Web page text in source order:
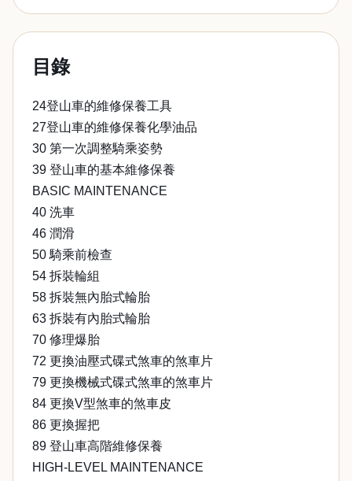
目錄
24登山車的維修保養工具
27登山車的維修保養化學油品
30 第一次調整騎乘姿勢
39 登山車的基本維修保養
BASIC MAINTENANCE
40 洗車
46 潤滑
50 騎乘前檢查
54 拆裝輪組
58 拆裝無內胎式輪胎
63 拆裝有內胎式輪胎
70 修理爆胎
72 更換油壓式碟式煞車的煞車片
79 更換機械式碟式煞車的煞車片
84 更換V型煞車的煞車皮
86 更換握把
89 登山車高階維修保養
HIGH-LEVEL MAINTENANCE